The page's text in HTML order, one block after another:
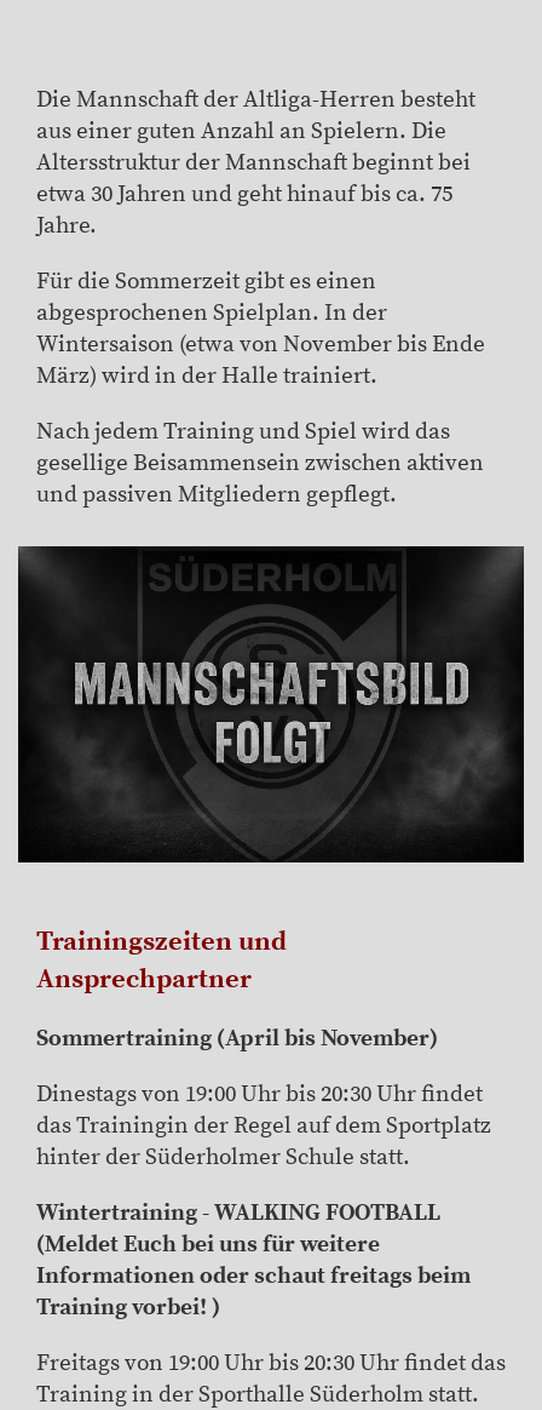
Die Mannschaft der Altliga-Herren besteht
aus einer guten Anzahl an Spielern. Die
Altersstruktur der Mannschaft beginnt bei
etwa 30 Jahren und geht hinauf bis ca. 75
Jahre.
Für die Sommerzeit gibt es einen
abgesprochenen Spielplan. In der
Wintersaison (etwa von November bis Ende
März) wird in der Halle trainiert.
Nach jedem Training und Spiel wird das
gesellige Beisammensein zwischen aktiven
und passiven Mitgliedern gepflegt.
Trainingszeiten und
Ansprechpartner
Sommertraining (April bis November)
Dinestags von 19:00 Uhr bis 20:30 Uhr findet
das Trainingin der Regel auf dem Sportplatz
hinter der Süderholmer Schule statt.
Wintertraining - WALKING FOOTBALL
(Meldet Euch bei uns für weitere
Informationen oder schaut freitags beim
Training vorbei! )
Freitags von 19:00 Uhr bis 20:30 Uhr findet das
Training in der Sporthalle Süderholm statt.